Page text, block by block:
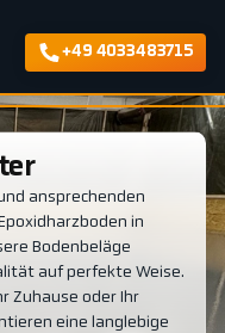
+49 4033483715
ansprechenden
in
Bodenbeläge
auf perfekte Weise.
Zuhause oder Ihr
eine langlebige